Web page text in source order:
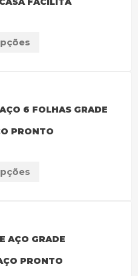
6 FOLHAS GRADE
PRONTO
AÇO GRADE
PRONTO